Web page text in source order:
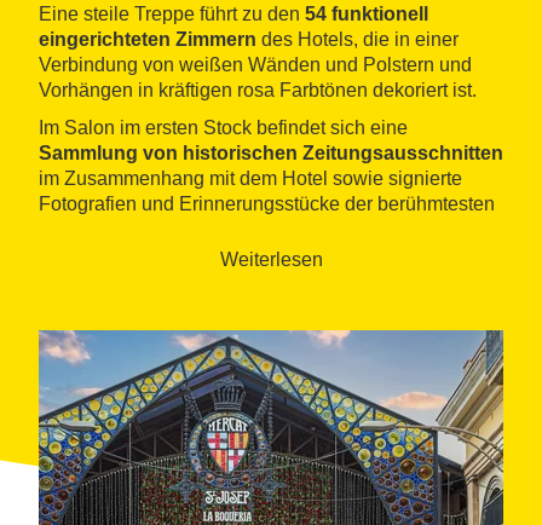
Eine steile Treppe führt zu den 54 funktionell
eingerichteten Zimmern des Hotels, die in einer
Verbindung von weißen Wänden und Polstern und
Vorhängen in kräftigen rosa Farbtönen dekoriert ist.
Im Salon im ersten Stock befindet sich eine
Sammlung von historischen Zeitungsausschnitten
im Zusammenhang mit dem Hotel sowie signierte
Fotografien und Erinnerungsstücke der berühmtesten
Weiterlesen